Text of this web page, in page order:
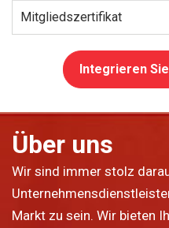
Mitgliedszertifikat
Integrieren
Über uns
Wir sind immer stolz
Markt zu sein. Wir bieten